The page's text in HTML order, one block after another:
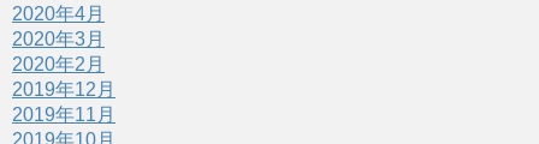
2020年4月
2020年3月
2020年2月
2019年12月
2019年11月
2019年10月